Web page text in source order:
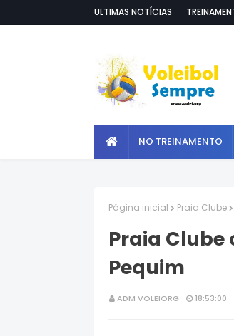
ULTIMAS NOTÍCIAS
NO TREINAMENTO
Página inicial Praia Clube
Praia
Pequim
ADM VOLEIORG 18:53:00